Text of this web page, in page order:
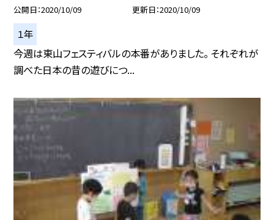
公開日 2020/10/09 更新日 2020/10/09
１年
今週は東山フェスティバルの本番がありました。 それぞれが
調べた日本の昔の遊びにつ...